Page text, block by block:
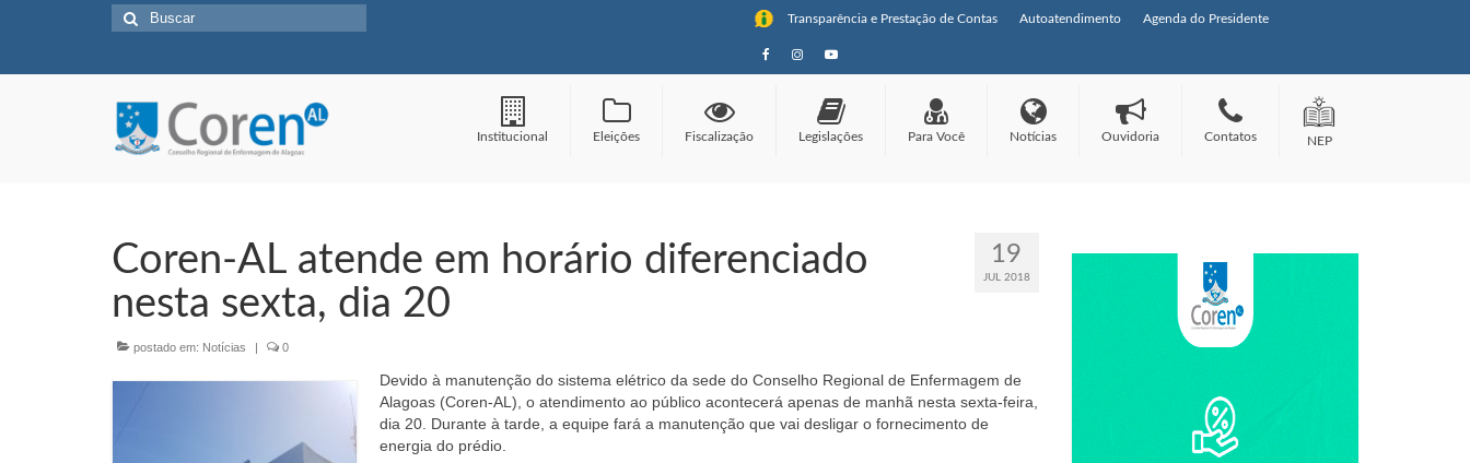
Transparência e Prestação de Contas Autoatendimento Agenda do Presidente
Buscar
por:
Institucional Eleições Fiscalização Legislações Para Você Notícias Ouvidoria Contatos NEP
19
JUL 2018
Coren-AL atende em horário diferenciado
nesta sexta, dia 20
postado em: Notícias | 0
Devido à manutenção do sistema elétrico da sede do Conselho Regional de Enfermagem de
Alagoas (Coren-AL), o atendimento ao público acontecerá apenas de manhã nesta sexta-feira,
dia 20. Durante à tarde, a equipe fará a manutenção que vai desligar o fornecimento de
energia do prédio.